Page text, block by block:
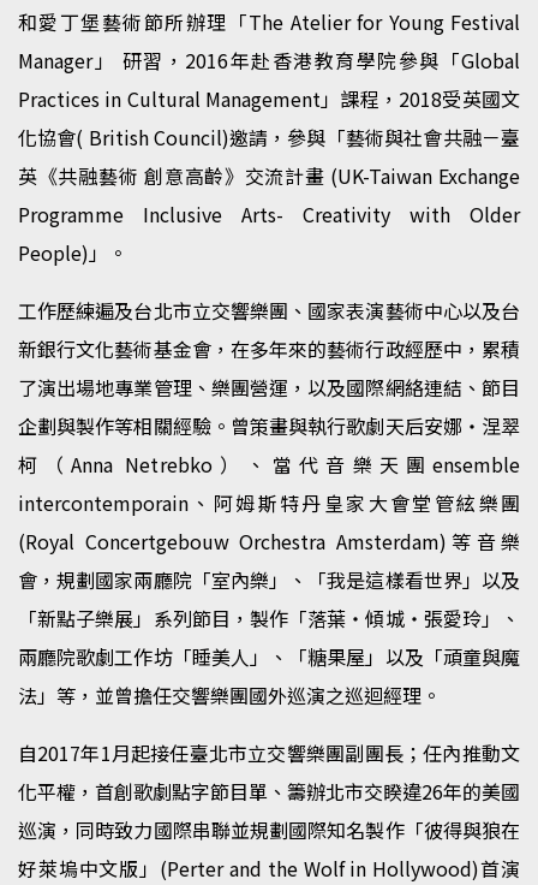
和愛丁堡藝術節所辦理「The Atelier for Young Festival
Manager」 研習，2016年赴香港教育學院參與「Global
Practices in Cultural Management」課程，2018受英國文
化協會( British Council)邀請，參與「藝術與社會共融－臺
英《共融藝術 創意高齡》交流計畫 (UK-Taiwan Exchange
Programme Inclusive Arts- Creativity with Older
People)」。
工作歷練遍及台北市立交響樂團、國家表演藝術中心以及台
新銀行文化藝術基金會，在多年來的藝術行政經歷中，累積
了演出場地專業管理、樂團營運，以及國際網絡連結、節目
企劃與製作等相關經驗。曾策畫與執行歌劇天后安娜・涅翠
柯（Anna Netrebko）、當代音樂天團ensemble
intercontemporain、阿姆斯特丹皇家大會堂管絃樂團
(Royal Concertgebouw Orchestra Amsterdam)等音樂
會，規劃國家兩廳院「室內樂」、「我是這樣看世界」以及
「新點子樂展」系列節目，製作「落葉・傾城・張愛玲」、
兩廳院歌劇工作坊「睡美人」、「糖果屋」以及「頑童與魔
法」等，並曾擔任交響樂團國外巡演之巡迴經理。
自2017年1月起接任臺北市立交響樂團副團長；任內推動文
化平權，首創歌劇點字節目單、籌辦北市交睽違26年的美國
巡演，同時致力國際串聯並規劃國際知名製作「彼得與狼在
好萊塢中文版」(Perter and the Wolf in Hollywood)首演